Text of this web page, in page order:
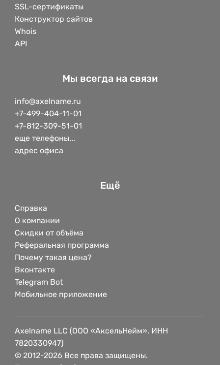
SSL-сертификаты
Конструктор сайтов
Whois
API
Мы всегда на связи
info@axelname.ru
+7-499-404-11-01
+7-812-309-51-01
еще телефоны...
адрес офиса
Ещё
Справка
О компании
Скидки от объёма
Реферальная программа
Почему такая цена?
Вконтакте
Telegram Bot
Мобильное приложение
Axelname LLC (ООО «АксельНейм», ИНН
7820330947)
© 2012-2026 Все права защищены.